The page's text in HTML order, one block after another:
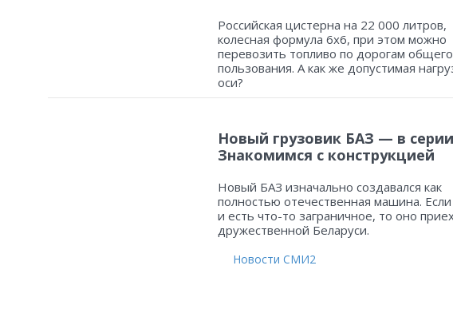
Российская цистерна на 22 000 литров,
колесная формула 6х6, при этом можно
перевозить топливо по дорогам общего
пользования. А как же допустимая
оси?
Новый грузовик БАЗ — в
Знакомимся с конструкцией
Новый БАЗ изначально создавался как
полностью отечественная машина.
и есть что-то заграничное, то оно
дружественной Беларуси.
Новости СМИ2